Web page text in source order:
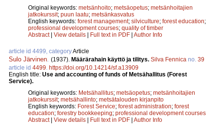
Original keywords: metsänhoito; metsäopetus; metsänhoitajien
jatkokurssit; puun laatu; metsänkasvatus
English keywords: forest management; silviculture; forest education;
professional development courses; quality of timber
Abstract| View details | Full text in PDF | Author Info
article id 4499, categoryArticle
Sulo Järvinen (1937). Määrärahain käyttö ja tilitys. Silva Fennica no. 39
article id 4499 https://doi.org/10.14214/sf.a13909
English title: Use and accounting of funds of Metsähallitus (Forest
Service).
Original keywords: Metsähallitus; metsäopetus; metsänhoitajien
jatkokurssit; metsähallinto; metsätalouden kirjanpito
English keywords: Forest Service; forest administration; forest
education; forestry bookkeeping; professional development courses
Abstract| View details | Full text in PDF | Author Info